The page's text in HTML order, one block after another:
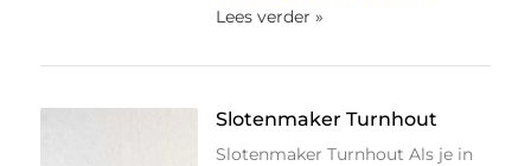
Lees verder »
Slotenmaker Turnhout
Slotenmaker Turnhout Als je in